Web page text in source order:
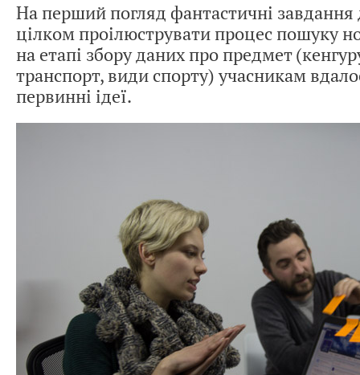
На перший погляд фантастичні завдання
цілком проілюструвати процес пошуку
на етапі збору даних про предмет
транспорт, види спорту) учасникам
первинні ідеї.